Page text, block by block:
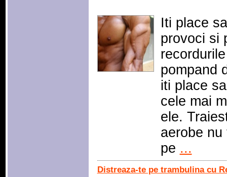
Iti place
provoci si
pompand
iti place
cele mai
ele.
aerobe
pe ...
Distreaza-te pe trambulina cu